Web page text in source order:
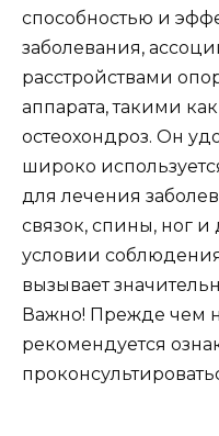
способностью и
заболевания,
расстройствами
аппарата, такими
остеохондроз. Он
широко
для лечения
связок, спины, ног и
условии
вызывает
Важно! Прежде чем
рекомендуется